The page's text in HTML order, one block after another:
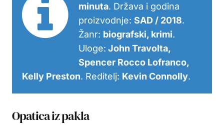
minuta. Država i godina
proizvodnje: SAD / 2018.
Žanr: biografski, krimi.
Uloge: John Travolta,
Spencer Rocco Lofranco,
Kelly Preston. Reditelj: Kevin Connolly.
Opatica iz pakla